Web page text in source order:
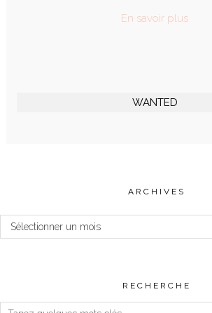
En savoir plus
WANTED
ARCHIVES
Archives
RECHERCHE